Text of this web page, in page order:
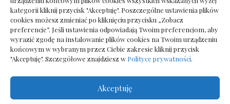
kategorii kliknij przycisk "Akceptuję". Poszczególne ustawienia plików
cookies możesz zmieniać po kliknięciu przycisku „Zobacz
preferencje”. Jeśli ustawienia odpowiadają Twoim preferencjom, aby
wyrazić zgodę na instalowanie plików cookies na Twoim urządzeniu
końcowym w wybranym przez Ciebie zakresie kliknij przycisk
"Akceptuję". Szczegółowe znajdziesz w Polityce prywatności.
Akceptuję